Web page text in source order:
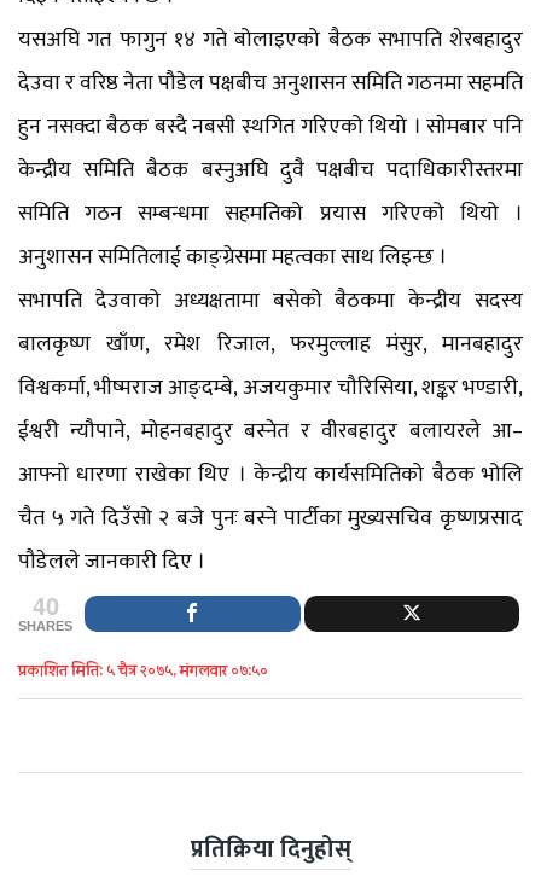
यसअघि गत फागुन १४ गते बोलाइएको बैठक सभापति शेरबहादुर
देउवा र वरिष्ठ नेता पौडेल पक्षबीच अनुशासन समिति गठनमा सहमति
हुन नसक्दा बैठक बस्दै नबसी स्थगित गरिएको थियो । साेमबार पनि
केन्द्रीय समिति बैठक बस्नुअघि दुवै पक्षबीच पदाधिकारीस्तरमा
समिति गठन सम्बन्धमा सहमतिको प्रयास गरिएको थियो ।
अनुशासन समितिलाई काङ्ग्रेसमा महत्वका साथ लिइन्छ ।
सभापति देउवाको अध्यक्षतामा बसेको बैठकमा केन्द्रीय सदस्य
बालकृष्ण खाँण, रमेश रिजाल, फरमुल्लाह मंसुर, मानबहादुर
विश्वकर्मा, भीष्मराज आङ्दम्बे, अजयकुमार चौरिसिया, शङ्कर भण्डारी,
ईश्वरी न्यौपाने, मोहनबहादुर बस्नेत र वीरबहादुर बलायरले आ–
आफ्नो धारणा राखेका थिए । केन्द्रीय कार्यसमितिको बैठक भोलि
चैत ५ गते दिउँसो २ बजे पुनः बस्ने पार्टीका मुख्यसचिव कृष्णप्रसाद
पौडेलले जानकारी दिए ।
40
SHARES
प्रकाशित मिति: ५ चैत्र २०७५, मंगलवार ०७:५०
प्रतिक्रिया दिनुहोस्